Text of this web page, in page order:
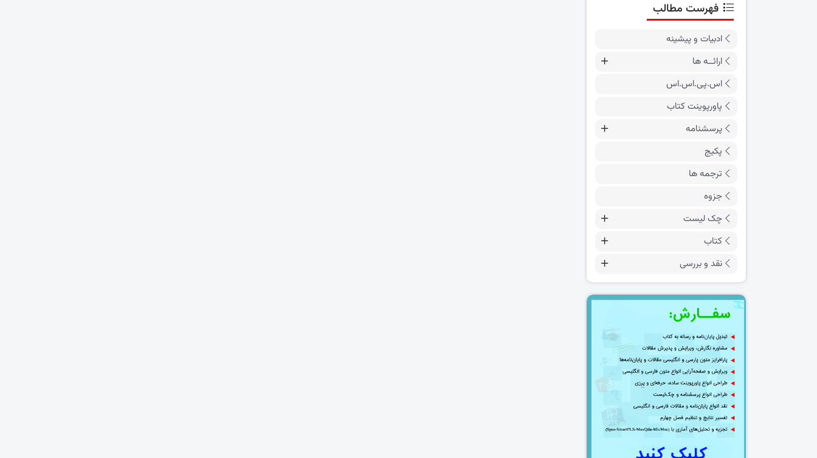
فهرست مطالب
ادبیات و پیشینه
ارائــه ها
اس.پی.اس.اس
پاورپوینت کتاب
پرسشنامه
پکیج
ترجمه ها
جزوه
چک لیست
کتاب
نقد و بررسی